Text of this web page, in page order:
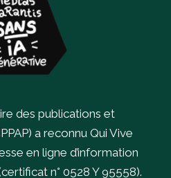
des publications et
a reconnu Qui Vive
en ligne d’information
n° 0528 Y 95558).